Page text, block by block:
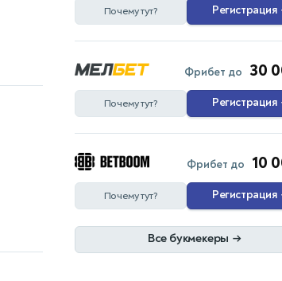
Почему тут? Регистрация
Фрибет до 30
Почему тут? Регистрация
Фрибет до 10
Почему тут? Регистрация
Все букмекеры →